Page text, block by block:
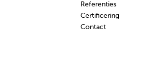
Referenties
Certificering
Contact